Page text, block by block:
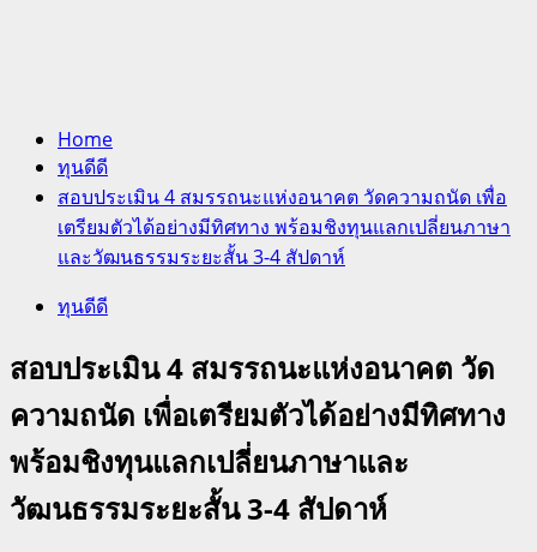
Home
ทุนดีดี
สอบประเมิน 4 สมรรถนะแห่งอนาคต วัดความถนัด เพื่อ
เตรียมตัวได้อย่างมีทิศทาง พร้อมชิงทุนแลกเปลี่ยนภาษา
และวัฒนธรรมระยะสั้น 3-4 สัปดาห์‍
ทุนดีดี
สอบประเมิน 4 สมรรถนะแห่งอนาคต วัด
ความถนัด เพื่อเตรียมตัวได้อย่างมีทิศทาง
พร้อมชิงทุนแลกเปลี่ยนภาษาและ
วัฒนธรรมระยะสั้น 3-4 สัปดาห์‍